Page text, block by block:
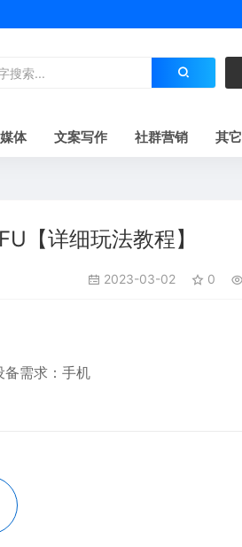
体 文案写作 社群营销 其它
【详细玩法教程】
2023-03-02 0
备需求：手机